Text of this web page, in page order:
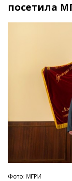
посетила
Фото: МГРИ